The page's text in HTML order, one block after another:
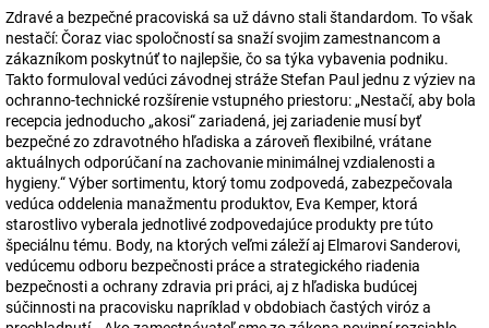
Zdravé a bezpečné pracoviská sa už dávno stali štandardom. To však
nestačí: Čoraz viac spoločností sa snaží svojim zamestnancom a
zákazníkom poskytnúť to najlepšie, čo sa týka vybavenia podniku.
Takto formuloval vedúci závodnej stráže Stefan Paul jednu z výziev na
ochranno-technické rozšírenie vstupného priestoru: „Nestačí, aby bola
recepcia jednoducho „akosi“ zariadená, jej zariadenie musí byť
bezpečné zo zdravotného hľadiska a zároveň flexibilné, vrátane
aktuálnych odporúčaní na zachovanie minimálnej vzdialenosti a
hygieny.“ Výber sortimentu, ktorý tomu zodpovedá, zabezpečovala
vedúca oddelenia manažmentu produktov, Eva Kemper, ktorá
starostlivo vyberala jednotlivé zodpovedajúce produkty pre túto
špeciálnu tému. Body, na ktorých veľmi záleží aj Elmarovi Sanderovi,
vedúcemu odboru bezpečnosti práce a strategického riadenia
bezpečnosti a ochrany zdravia pri práci, aj z hľadiska budúcej
súčinnosti na pracovisku napríklad v obdobiach častých viróz a